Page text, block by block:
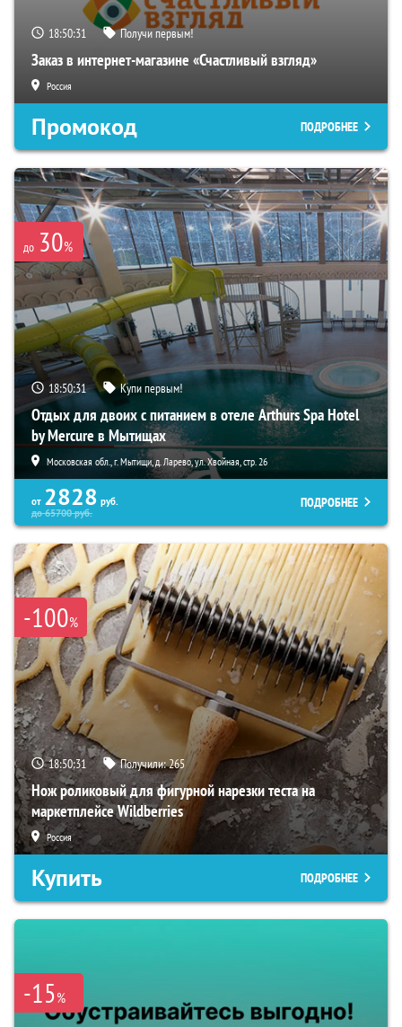
18:50:30 Получи первым!
Заказ в интернет-магазине «Счастливый взгляд»
Россия
Промокод ПОДРОБНЕЕ
до 30%
18:50:30 Купи первым!
Отдых для двоих с питанием в отеле Arthurs Spa Hotel
by Mercure в Мытищах
Московская обл., г. Мытищи, д. Ларево, ул. Хвойная, стр. 26
от 2828 руб.
до65700руб.
ПОДРОБНЕЕ
-100%
18:50:30 Получили:265
Нож роликовый для фигурной нарезки теста на
маркетплейсе Wildberries
Россия
Купить ПОДРОБНЕЕ
-15%